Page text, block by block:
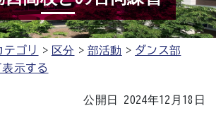
テゴリ 区分 部活動
ダンス部
示する
公開日 2024年12月18日